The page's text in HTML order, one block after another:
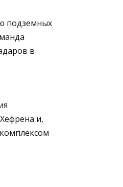
подземных
в
и,